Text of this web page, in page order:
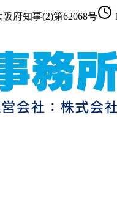
阪府知事(2)第62068号